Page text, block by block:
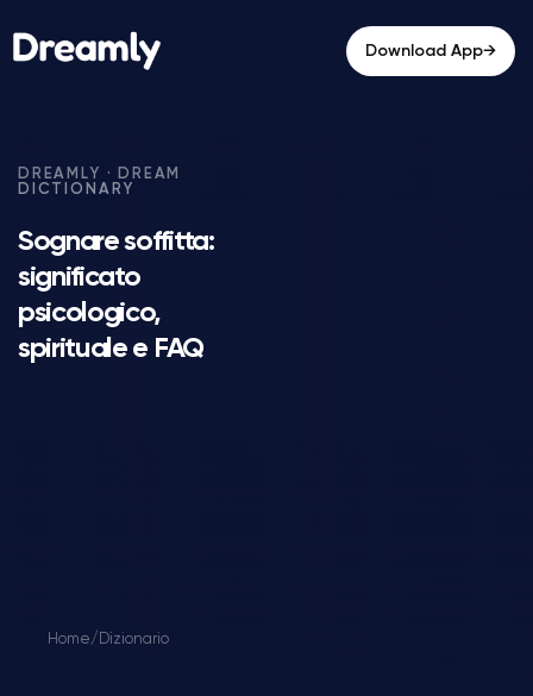
Download App→
Sognare soffitta:
significato
psicologico,
spirituale e FAQ
Home/ Dizionario